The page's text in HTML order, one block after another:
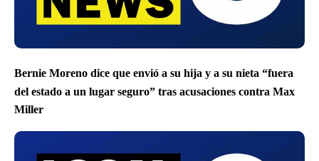
Bernie Moreno dice que envió a su hija y a su nieta “fuera
del estado a un lugar seguro” tras acusaciones contra Max
Miller